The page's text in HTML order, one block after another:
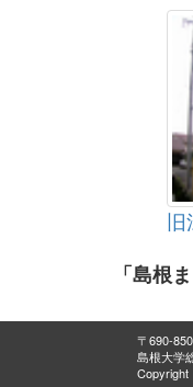
元
尾
越
火鑚
ホ
野
二
北
大
運輸
坂原
全長
出雲
紙本
旧
「島根
〒690-
島根大学
Copyright